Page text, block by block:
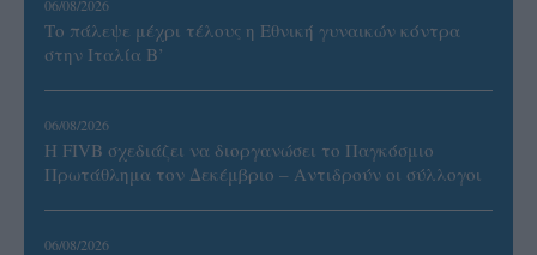
06/08/2026
Το πάλεψε μέχρι τέλους η Εθνική γυναικών κόντρα
στην Ιταλία Β’
06/08/2026
Η FIVB σχεδιάζει να διοργανώσει το Παγκόσμιο
Πρωτάθλημα τον Δεκέμβριο – Αντιδρούν οι σύλλογοι
06/08/2026